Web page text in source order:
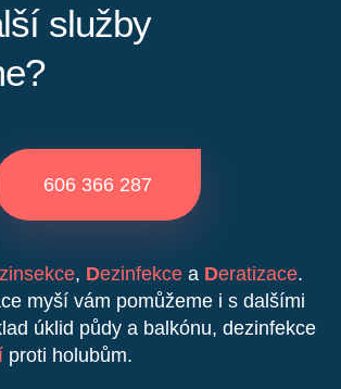
služby
606 366 287
, Dezinfekce a Deratizace.
myší vám pomůžeme i s dalšími
úklid půdy a balkónu, dezinfekce
proti holubům.